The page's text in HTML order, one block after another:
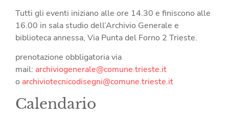
Tutti gli eventi iniziano alle ore 14.30 e finiscono alle
16.00 in sala studio dell’Archivio Generale e
biblioteca annessa, Via Punta del Forno 2 Trieste.
prenotazione obbligatoria via
mail: archiviogenerale@comune.trieste.it
o archiviotecnicodisegni@comune.trieste.it
Calendario